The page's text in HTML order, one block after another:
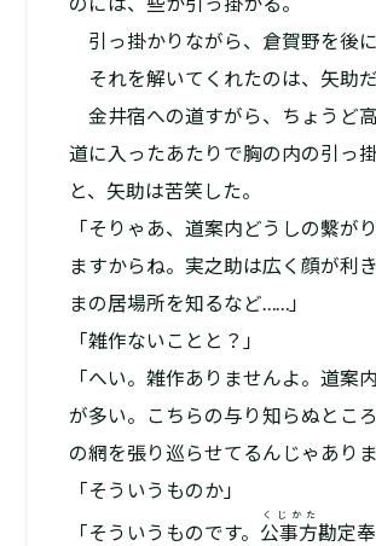
引っ掛かりながら、倉賀野を後に
それを解いてくれたのは、矢助だ
金井宿への道すがら、ちょうど
道に入ったあたりで胸の内の引っ
と、矢助は苦笑した。
「そりゃあ、道案内どうしの繫が
ますからね。実之助は広く顔が利
まの居場所を知るなど……」
「雑作ないことと？」
「へい。雑作ありませんよ。道案
が多い。こちらの与り知らぬとこ
の網を張り巡らせてるんじゃありま
「そういうものか」
「そういうものです。 公事方
くじかた
勘定